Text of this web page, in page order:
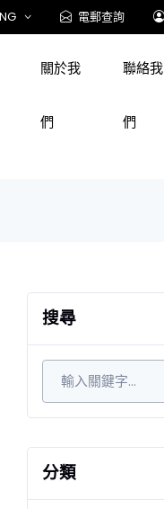
電郵查詢
關於我
們
聯絡我
們
搜尋
分類